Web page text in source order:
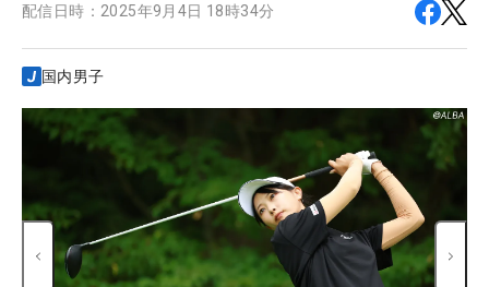
配信日時： 2025年9月4日 18時34分
国内男子